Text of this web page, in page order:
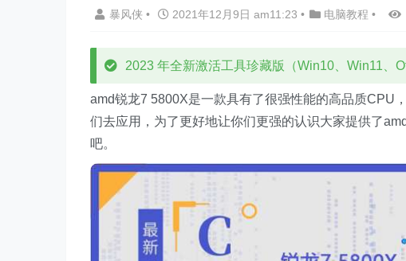
暴风侠 • 2021年12月9日 am11:23 • 电脑教程 •
2023 年全新激活工具珍藏版（Win10、Win11、
amd锐龙7 5800X是一款具有了很强性能的高品质CPU
们去应用，为了更好地让你们更强的认识大家提供了
吧。